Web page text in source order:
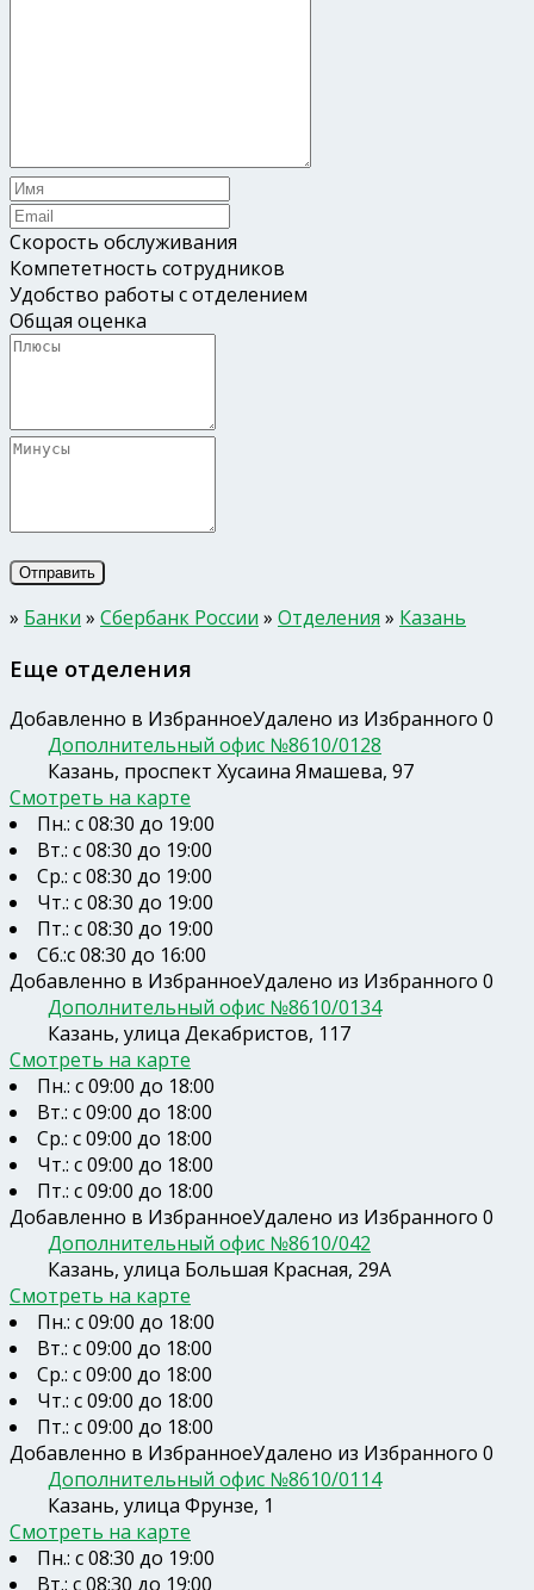
Скорость обслуживания
Компететность сотрудников
Удобство работы с отделением
Общая оценка
» Банки » Сбербанк России » Отделения » Казань
Еще отделения
Добавленно в ИзбранноеУдалено из Избранного 0
Дополнительный офис №8610/0128
Казань, проспект Хусаина Ямашева, 97
Смотреть на карте
Пн.: с 08:30 до 19:00
Вт.: с 08:30 до 19:00
Ср.: с 08:30 до 19:00
Чт.: с 08:30 до 19:00
Пт.: с 08:30 до 19:00
Сб.:с 08:30 до 16:00
Добавленно в ИзбранноеУдалено из Избранного 0
Дополнительный офис №8610/0134
Казань, улица Декабристов, 117
Смотреть на карте
Пн.: с 09:00 до 18:00
Вт.: с 09:00 до 18:00
Ср.: с 09:00 до 18:00
Чт.: с 09:00 до 18:00
Пт.: с 09:00 до 18:00
Добавленно в ИзбранноеУдалено из Избранного 0
Дополнительный офис №8610/042
Казань, улица Большая Красная, 29А
Смотреть на карте
Пн.: с 09:00 до 18:00
Вт.: с 09:00 до 18:00
Ср.: с 09:00 до 18:00
Чт.: с 09:00 до 18:00
Пт.: с 09:00 до 18:00
Добавленно в ИзбранноеУдалено из Избранного 0
Дополнительный офис №8610/0114
Казань, улица Фрунзе, 1
Смотреть на карте
Пн.: с 08:30 до 19:00
Вт.: с 08:30 до 19:00